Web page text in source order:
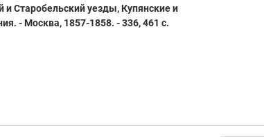
Старобельский уезды, Купянские и
- Москва, 1857-1858. - 336, 461 с.